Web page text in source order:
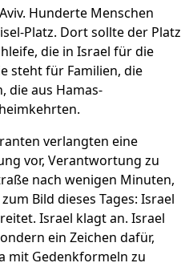
Hunderte Menschen
Platz. Dort sollte der Platz
die in Israel für die
steht für Familien, die
die aus Hamas-
verlangten eine
vor, Verantwortung zu
nach wenigen Minuten,
Bild dieses Tages: Israel
Israel klagt an. Israel
ein Zeichen dafür,
mit Gedenkformeln zu